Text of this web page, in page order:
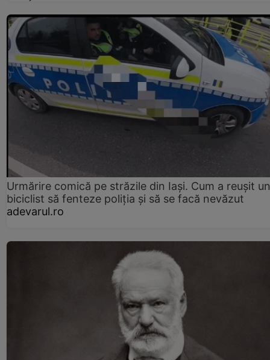
Urmărire comică pe străzile din Iași. Cum a reușit un
biciclist să fenteze poliția și să se facă nevăzut
adevarul.ro